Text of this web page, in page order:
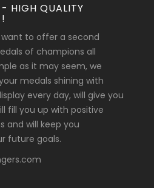
HIGH QUALITY
want to offer a second
of champions all
as it may seem, we
medals shining with
every day, will give you
fill you up with positive
and will keep you
future goals.